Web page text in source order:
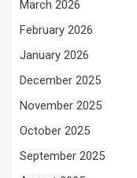
March 2026
February 2026
January 2026
December 2025
November 2025
October 2025
September 2025